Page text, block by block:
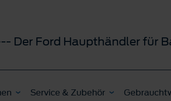
Der Ford Haupthändler für
Service & Zubehör